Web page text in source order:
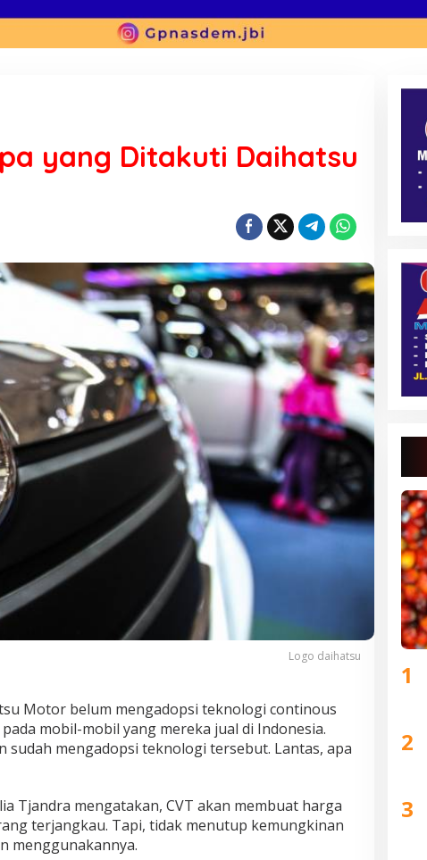
yang Ditakuti Daihatsu
Logo daihatsu
Motor belum mengadopsi teknologi continous
mobil-mobil yang mereka jual di Indonesia.
sudah mengadopsi teknologi tersebut. Lantas, apa
Tjandra mengatakan, CVT akan membuat harga
terjangkau. Tapi, tidak menutup kemungkinan
menggunakannya.
1
2
3